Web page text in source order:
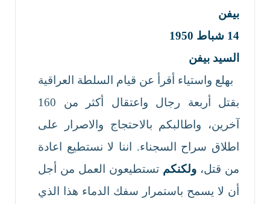
بيفن
14 شباط 1950
السيد بيفن
بهلع واستياء أقرأ عن قيام السلطة العراقية
بقتل أربعة رجال واعتقال أكثر من 160
آخرين، واطالبكم بالاحتجاج والاصرار على
اطلاق سراح السجناء. اننا لا نستطيع اعادة
من قتل، ولكنكم تستطيعون العمل من أجل
أن لا يسمح باستمرار سفك الدماء هذا الذي